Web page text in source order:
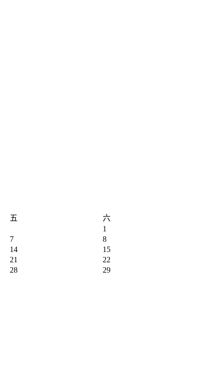
五
六
1
7
8
14
15
21
22
28 29